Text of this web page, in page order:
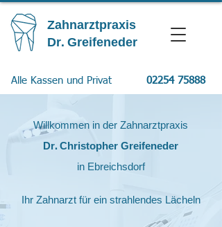
Zahnarztpraxis
Dr. Greifeneder
Alle Kassen und Privat 02254 75888
​Willkommen in der Zahnarztpraxis
Dr. Christopher Greifeneder
in Ebreichsdorf
Ihr Zahnarzt für ein strahlendes Lächeln